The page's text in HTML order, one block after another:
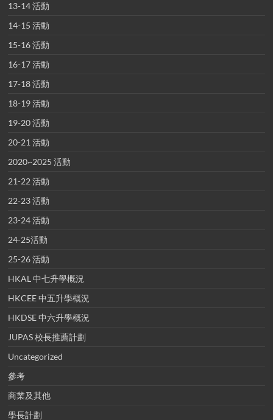
13-14 活動
14-15 活動
15-16 活動
16-17 活動
17-18 活動
18-19 活動
19-20 活動
20-21 活動
2020~2025 活動
21-22 活動
22-23 活動
23-24 活動
24-25活動
25-26 活動
HKAL 中七升學概況
HKCEE 中五升學概況
HKDSE 中六升學概況
JUPAS 校長推薦計劃
Uncategorized
參考
商業及其他
學長計劃